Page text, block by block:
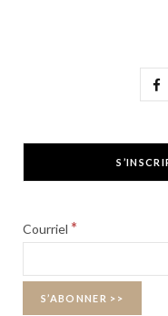
F
e
Courriel *